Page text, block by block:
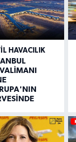
HAVACILIK